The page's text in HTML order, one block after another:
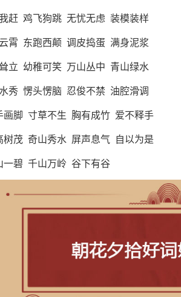
赶 鸡飞狗跳 无忧无虑 装模装样
霄 东跑西颠 调皮捣蛋 满身泥浆
立 幼稚可笑 万山丛中 青山绿水
秀 愣头愣脑 忍俊不禁 油腔滑调
画脚 寸草不生 胸有成竹 爱不释手
树茂 奇山秀水 屏声息气 自以为是
一碧 千山万岭 谷下有谷